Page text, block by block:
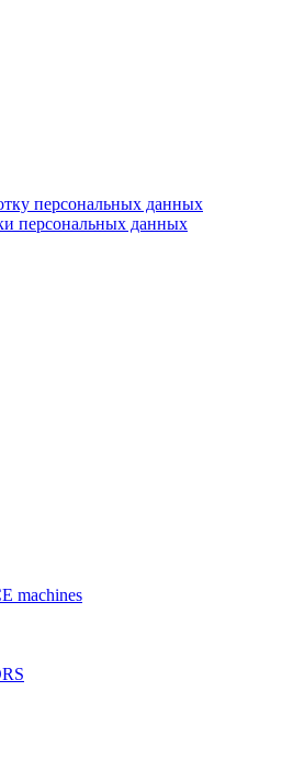
персональных данных
персональных данных
machines